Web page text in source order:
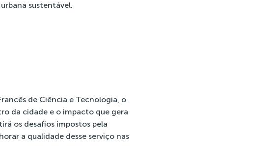
sustentável.
de Ciência e Tecnologia, o
da cidade e o impacto que gera
os desafios impostos pela
a qualidade desse serviço nas